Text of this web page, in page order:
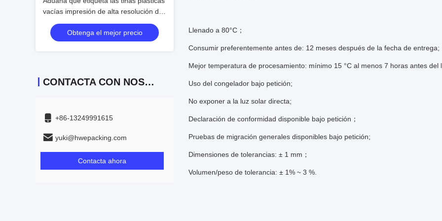
vacías impresión de alta resolución de
las imágenes
Obtenga el mejor precio
CONTACTA CON NOSOTROS
+86-13249991615
yuki@hwepacking.com
Contacta ahora
Llenado a 80°C；
Consumir preferentemente antes de: 12 meses después de la fecha de entrega;
Mejor temperatura de procesamiento: mínimo 15 °C al menos 7 horas antes del
Uso del congelador bajo petición;
No exponer a la luz solar directa;
Declaración de conformidad disponible bajo petición；
Pruebas de migración generales disponibles bajo petición;
Dimensiones de tolerancias: ± 1 mm；
Volumen/peso de tolerancia: ± 1% ~ 3 %.